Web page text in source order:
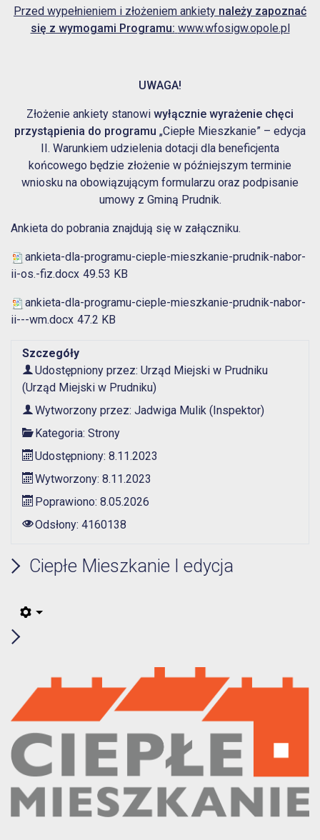
Przed wypełnieniem i złożeniem ankiety należy zapoznać
się z wymogami Programu: www.wfosigw.opole.pl
UWAGA!
Złożenie ankiety stanowi wyłącznie wyrażenie chęci
przystąpienia do programu „Ciepłe Mieszkanie” – edycja
II. Warunkiem udzielenia dotacji dla beneficjenta
końcowego będzie złożenie w późniejszym terminie
wniosku na obowiązującym formularzu oraz podpisanie
umowy z Gminą Prudnik.
Ankieta do pobrania znajdują się w załączniku.
ankieta-dla-programu-cieple-mieszkanie-prudnik-nabor-
ii-os.-fiz.docx 49.53 KB
ankieta-dla-programu-cieple-mieszkanie-prudnik-nabor-
ii---wm.docx 47.2 KB
Szczegóły
Udostępniony przez: Urząd Miejski w Prudniku
(Urząd Miejski w Prudniku)
Wytworzony przez: Jadwiga Mulik (Inspektor)
Kategoria: Strony
Udostępniony: 8.11.2023
Wytworzony: 8.11.2023
Poprawiono: 8.05.2026
Odsłony: 4160138
Ciepłe Mieszkanie I edycja